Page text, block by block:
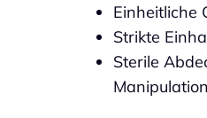
Einheitliche
Strikte
Sterile